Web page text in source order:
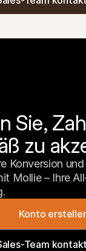
Sie,
zu
Konversion
Mollie – Ihre
Konto
Team